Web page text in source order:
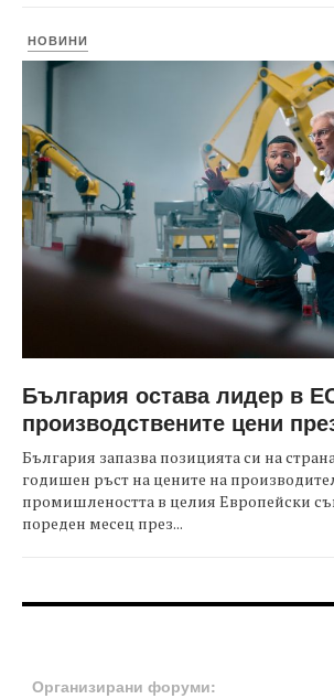
НОВИНИ
България остава лидер в
производствените цени
България запазва позицията си на
годишен ръст на цените на
промишлеността в целия Европейски
пореден месец през...
Организирани форуми: